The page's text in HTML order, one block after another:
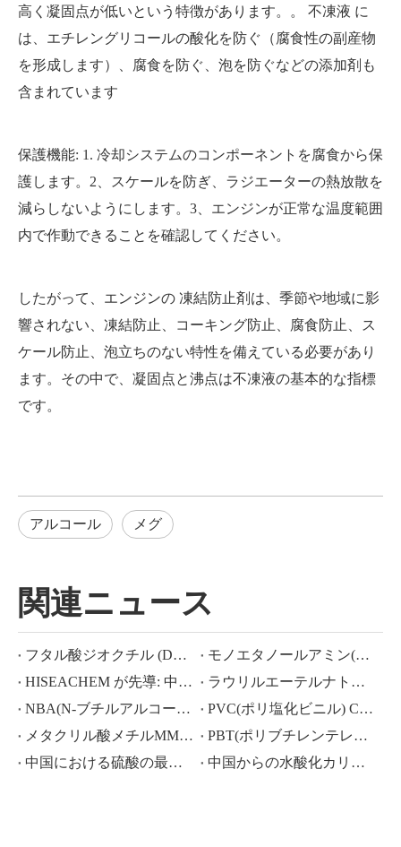
高く凝固点が低いという特徴があります。。 不凍液 に
は、エチレングリコールの酸化を防ぐ（腐食性の副産物
を形成します）、腐食を防ぐ、泡を防ぐなどの添加剤も
含まれています
保護機能: 1. 冷却システムのコンポーネントを腐食から保
護します。2、スケールを防ぎ、ラジエーターの熱放散を
減らしないようにします。3、エンジンが正常な温度範囲
内で作動できることを確認してください。
したがって、エンジンの 凍結防止剤 は、季節や地域に影
響されない、凍結防止、コーキング防止、腐食防止、ス
ケール防止、泡立ちのない特性を備えている必要があり
ます。その中で、凝固点と沸点は不凍液の基本的な指標
です。
アルコール メグ
関連ニュース
フタル酸ジオクチル (DOP) CAS NO.:117-81-7
モノエタノールアミン(MEA)とは何ですか?
HISEACHEM が先導: 中国から酢酸、シュウ酸、硫酸、硝酸、苛性ソーダ、液体アルカリ、メタ重亜硫酸ナトリウムの輸出で最近成功
ラウリルエーテルナトリウム ラウリルエーテル硫酸ナトリウム(sles70%/aes 70%) CAS NO.: 68585-34-2sles70%/aes 70%) CAS NO.: 68585-34-2
NBA(N-ブチルアルコール)、CAS NO.:71-36-3、業界知識
PVC(ポリ塩化ビニル) CAS NO.:9002-86-2
メタクリル酸メチルMMA CAS 80-62-6の価格が大幅に下落
PBT(ポリブチレンテレフタレート) CAS NO.26062-94-2
中国における硫酸の最近の市場シナリオ: 1 年を振り返る
中国からの水酸化カリウム、水酸化ナトリウム、過酸化水素輸出の活況な市場：過去 1 年間の振り返り